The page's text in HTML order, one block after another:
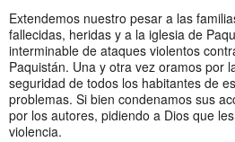
Extendemos nuestro pesar a las
fallecidas, heridas y a la iglesia de
interminable de ataques violentos
Paquistán. Una y otra vez oramos por
seguridad de todos los habitantes de
problemas. Si bien condenamos sus
por los autores, pidiendo a Dios que
violencia.